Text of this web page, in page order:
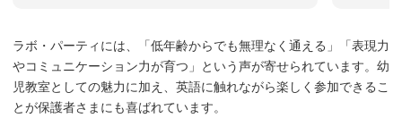
ラボ・パーティには、「低年齢からでも無理なく通える」「表現力
やコミュニケーション力が育つ」という声が寄せられています。幼
児教室としての魅力に加え、英語に触れながら楽しく参加できるこ
とが保護者さまにも喜ばれています。